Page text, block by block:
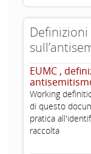
EUMC ,
Working
di questo
pratica
raccolta